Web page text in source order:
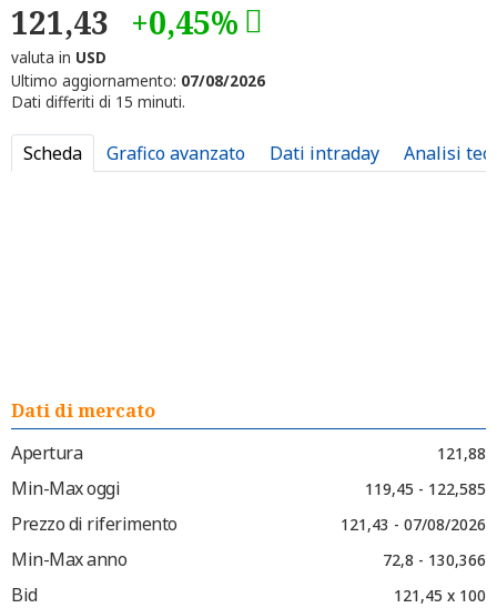
121,43 +0,45%
valuta in USD
Ultimo aggiornamento: 07/08/2026
Dati differiti di 15 minuti.
Scheda Grafico avanzato Dati intraday Analisi
Dati di mercato
Apertura
121,88
Min-Max oggi 119,45 - 122,585
Prezzo di riferimento 121,43 - 07/08/2026
Min-Max anno 72,8 - 130,366
Bid 121,45 x 100